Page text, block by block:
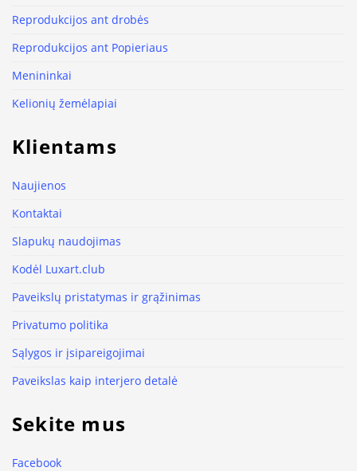
Reprodukcijos ant drobės
Reprodukcijos ant Popieriaus
Menininkai
Kelionių žemėlapiai
Klientams
Naujienos
Kontaktai
Slapukų naudojimas
Kodėl Luxart.club
Paveikslų pristatymas ir grąžinimas
Privatumo politika
Sąlygos ir įsipareigojimai
Paveikslas kaip interjero detalė
Sekite mus
Facebook